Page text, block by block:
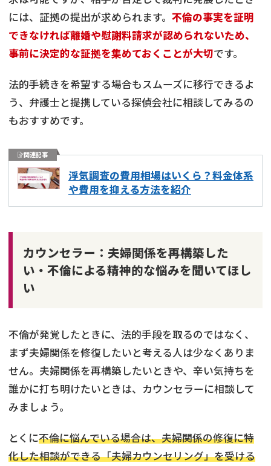
には、証拠の提出が求められます。 不倫の事実を証明
できなければ離婚や慰謝料請求が認められないため、
事前に決定的な証拠を集めておくことが大切です。
法的手続きを希望する場合もスムーズに移行できるよ
う、弁護士と提携している探偵会社に相談してみるの
もおすすめです。
関連記事
浮気調査の費用相場はいくら？料金体系
や費用を抑える方法を紹介
カウンセラー：夫婦関係を再構築した
い・不倫による精神的な悩みを聞いてほし
い
不倫が発覚したときに、法的手段を取るのではなく、
まず夫婦関係を修復したいと考える人は少なくありま
せん。夫婦関係を再構築したいときや、辛い気持ちを
誰かに打ち明けたいときは、カウンセラーに相談して
みましょう。
とくに不倫に悩んでいる場合は、夫婦関係の修復に特
化した相談ができる「夫婦カウンセリング」を受ける